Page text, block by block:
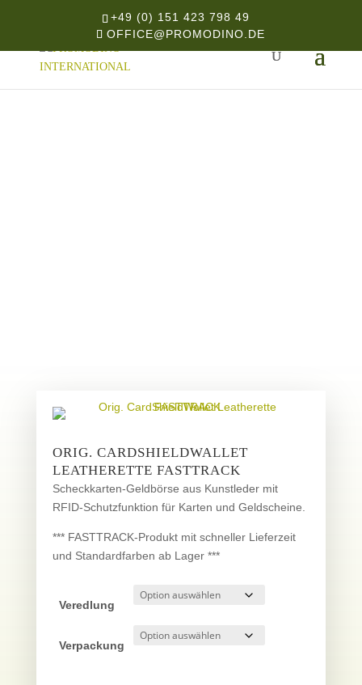
+49 (0) 151 423 798 49
OFFICE@PROMODINO.DE
ORIG. CARDSHIELDWALLET
LEATHERETTE FASTTRACK
Scheckkarten-Geldbörse aus Kunstleder mit
RFID-Schutzfunktion für Karten und Geldscheine.
*** FASTTRACK-Produkt mit schneller Lieferzeit
und Standardfarben ab Lager ***
Veredlung
Verpackung